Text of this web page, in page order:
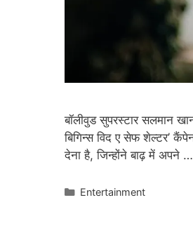
बॉलीवुड सुपरस्टार सलमान
बिगिन्स विद ए सेफ शेल्टर’
देना है, जिन्होंने बाढ़ में अपने …
Categories
Entertainment